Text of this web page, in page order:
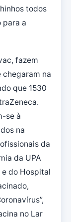
todos
para a
fazem
na
que 1530
se à
na
da
da UPA
do Hospital
no Lar